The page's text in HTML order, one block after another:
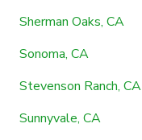
Sherman Oaks, CA
Sonoma, CA
Stevenson Ranch, CA
Sunnyvale, CA